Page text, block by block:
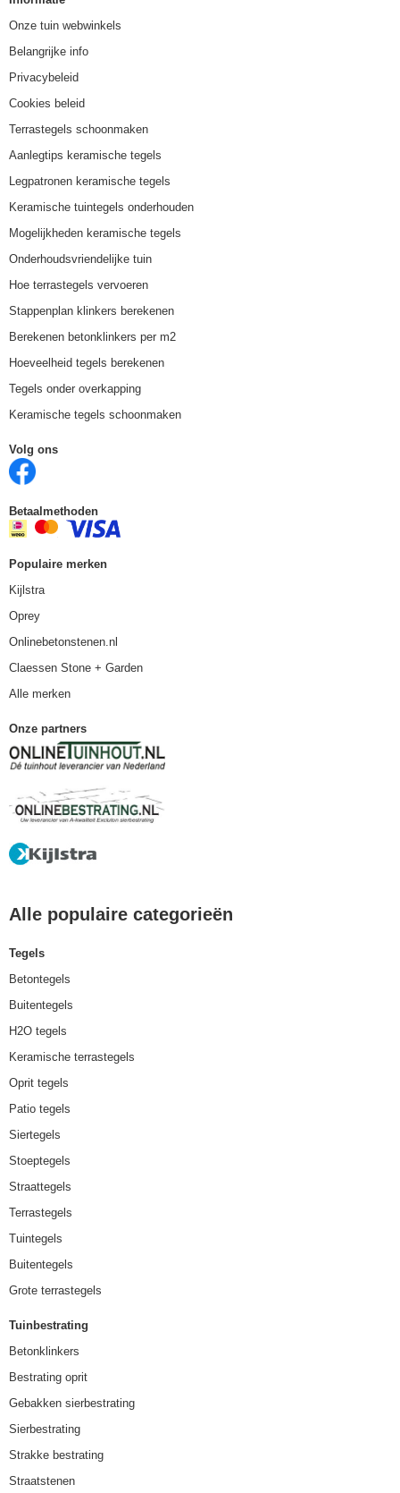
Onze tuin webwinkels
Belangrijke info
Privacybeleid
Cookies beleid
Terrastegels schoonmaken
Aanlegtips keramische tegels
Legpatronen keramische tegels
Keramische tuintegels onderhouden
Mogelijkheden keramische tegels
Onderhoudsvriendelijke tuin
Hoe terrastegels vervoeren
Stappenplan klinkers berekenen
Berekenen betonklinkers per m2
Hoeveelheid tegels berekenen
Tegels onder overkapping
Keramische tegels schoonmaken
Volg ons
Betaalmethoden
Populaire merken
Kijlstra
Oprey
Onlinebetonstenen.nl
Claessen Stone + Garden
Alle merken
Onze partners
Alle populaire categorieën
Tegels
Betontegels
Buitentegels
H2O tegels
Keramische terrastegels
Oprit tegels
Patio tegels
Siertegels
Stoeptegels
Straattegels
Terrastegels
Tuintegels
Buitentegels
Grote terrastegels
Tuinbestrating
Betonklinkers
Bestrating oprit
Gebakken sierbestrating
Sierbestrating
Strakke bestrating
Straatstenen